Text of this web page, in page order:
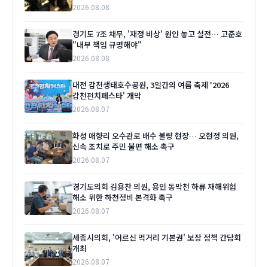
2026.08.08
경기도 7조 채무, '재정 비상' 원인 놓고 설전… 고준호
"내부 책임 규명해야"
2026.08.08
대전 갑천생태호수공원, 3일간의 여름 축제 '2026
갑천펀치페스타' 개막
2026.08.07
화성 매향리 오수관로 배수 불량 현장… 오현정 의원,
신속 조치로 주민 불편 해소 촉구
2026.08.07
경기도의회 김용찬 의원, 용인 동막천 하류 재해위험
해소 위한 하천정비 본격화 촉구
2026.08.07
세종시의회, '어르신 먹거리 기본권' 보장 정책 간담회
개최
2026.08.07